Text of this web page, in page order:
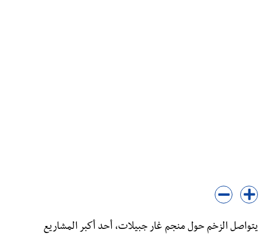
يتواصل الزخم حول منجم غار جبيلات، أحد أكبر المشاريع